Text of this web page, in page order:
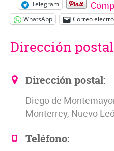
Telegram
WhatsApp Correo
Dirección postal
Dirección postal:
Diego de
Monterrey, Nuevo
Teléfono: